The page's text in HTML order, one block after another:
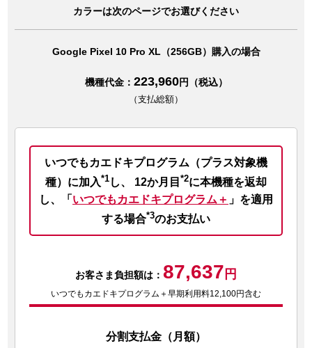
カラーは次のページでお選びください
Google Pixel 10 Pro XL（256GB）購入の場合
機種代金： 223,960円（税込）
（支払総額）
いつでもカエドキプログラム（プラス対象機
種）に加入*1 し、 12か月目 *2に本機種を返却
し、
「 いつでもカエドキプログラム＋ 」を適用
する場合*3のお支払い
お客さま負担額は： 87,637 円
いつでもカエドキプログラム＋早期利用料12,100円含む
分割支払金（月額）